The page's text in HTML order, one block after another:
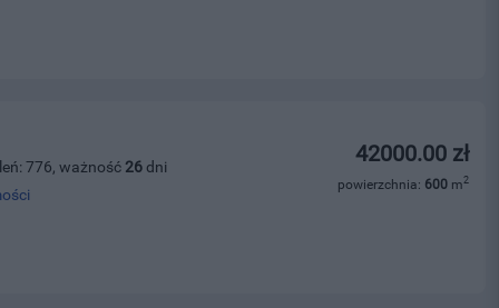
42000.00 zł
powierzchnia: 600 m2
776, ważność 26 dni